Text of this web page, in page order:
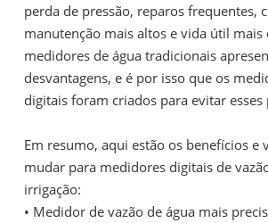
perda de pressão, reparos frequentes,
manutenção mais altos e vida útil mais
medidores de água tradicionais
desvantagens, e é por isso que os
digitais foram criados para evitar esses
Em resumo, aqui estão os benefícios e
mudar para medidores digitais de
irrigação:
• Medidor de vazão de água mais